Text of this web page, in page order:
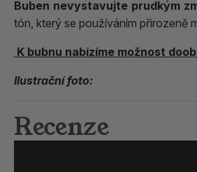
Buben nevystavujte prudkým
tón, který se používáním přirozeně
K bubnu nabízíme možnost
Ilustrační foto:
Recenze